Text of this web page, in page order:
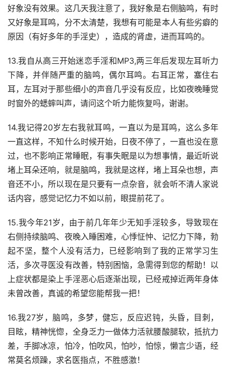
好象没有效果。这几天我注意了，我好象是右侧脑鸣，有时
又好象是耳鸣，分不太清楚，我想有可能是本人有些劣癖的
原因（有好多年的手淫史），造成的肾虚，进而耳鸣的。
13.我自从高三开始迷恋手淫和MP3,两三年后发现左耳听力
下降，并伴随严重的脑鸣，偶尔耳鸣。右耳正常，塞住右
耳，左耳对于那些细小的声音几乎没有反应，比如夜晚睡觉
时窗外的蟋蟀叫声，请问这个听力能恢复吗，谢谢。
14.我记得20岁左右我就耳鸣，一直以为是耳鸣，这么多年
一直这样，不知什么时候开始，日夜不停了，一直也没在意
过，也不影响正常睡眠，有事失眠是以为想事情，最近听说
堵上耳朵还响，就是脑鸣，我就是这样，堵上耳朵也想，声
音还不小，所以现在是只要有一点杂音，就会听不清人家说
话内容，感觉记忆力不如以前，眼提前花了。
15.我今年21岁，由于前几年年少无知手淫较多，导致现在
右侧持续脑鸣、夜晚入睡困难，心悸怔忡、记忆力下降，勃
起不坚，整个人没有活力，已经影响到了我的正常学习生
活，多次寻医没有改善，特别困恼，急需得到您的帮助！以
上症状都是染上手淫恶心后逐渐出现，已经戒掉近两年身体
未曾改善，真诚的希望您能帮我一把！
16.我27岁，脑鸣，多梦，健忘，反应迟钝，头昏，目刺，
目眩，精神恍惚，全身乏力一做体力活就腰酸腿软，抵抗力
差，手脚冰凉，怕冷，怕吹风，怕吵，怕惊，懒言少语，经
常莫名烦躁，求名医指点，不胜感激！